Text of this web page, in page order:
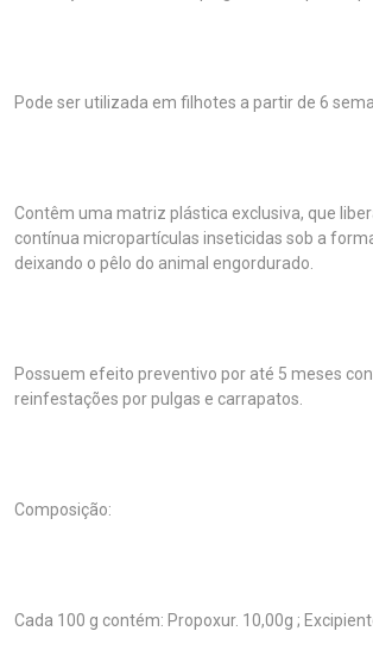
Pode ser utilizada em filhotes a partir de 6
Contêm uma matriz plástica exclusiva, que
contínua micropartículas inseticidas sob a
deixando o pêlo do animal engordurado.
Possuem efeito preventivo por até 5 meses
reinfestações por pulgas e carrapatos.
Composição:
Cada 100 g contém: Propoxur. 10,00g ;